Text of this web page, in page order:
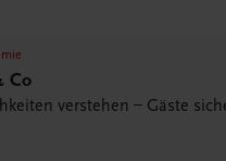
Co
verstehen – Gäste